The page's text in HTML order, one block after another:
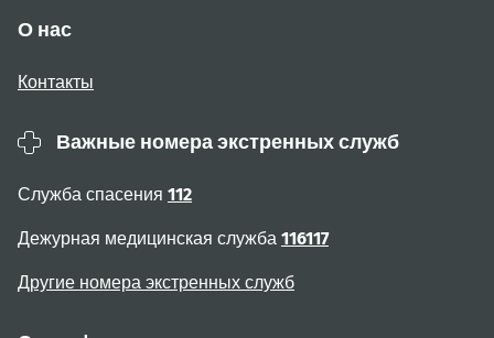
О нас
Контакты
Важные номера экстренных служб
Служба спасения 112
Дежурная медицинская служба 116117
Другие номера экстренных служб